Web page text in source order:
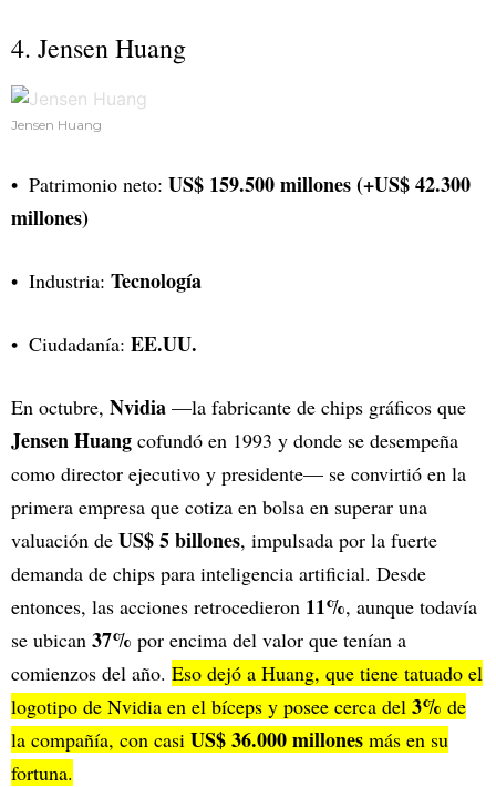
4. Jensen Huang
Jensen Huang
Patrimonio neto: US$ 159.500 millones (+US$ 42.300
millones)
Industria: Tecnología
Ciudadanía: EE.UU.
En octubre, Nvidia —la fabricante de chips gráficos que
Jensen Huang cofundó en 1993 y donde se desempeña
como director ejecutivo y presidente— se convirtió en la
primera empresa que cotiza en bolsa en superar una
valuación de US$ 5 billones, impulsada por la fuerte
demanda de chips para inteligencia artificial. Desde
entonces, las acciones retrocedieron 11%, aunque todavía
se ubican 37% por encima del valor que tenían a
comienzos del año. Eso dejó a Huang, que tiene tatuado el
logotipo de Nvidia en el bíceps y posee cerca del 3% de
la compañía, con casi US$ 36.000 millones más en su
fortuna.